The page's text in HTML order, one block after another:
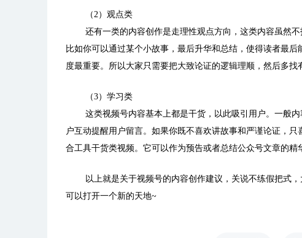
（2）观点类
还有一类的内容创作是走理性观点方向，这类内容虽然
比如你可以通过某个小故事，最后升华和总结，使得读者最
度最重要。所以大家只需要把大致论证的逻辑理顺，然后多找
（3）学习类
这类视频号内容基本上都是干货，以此吸引用户。一般
户互动提醒用户留言。如果你既不喜欢讲故事和严谨论证，
合工具干货类视频。它可以作为预告或者总结公众号文章的精
以上就是关于视频号的内容创作建议，关说不练假把式
可以打开一个新的天地~